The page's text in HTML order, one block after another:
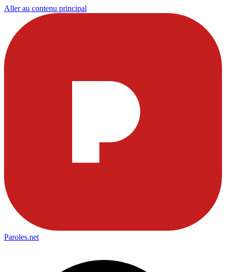
Aller au contenu principal
Paroles.net